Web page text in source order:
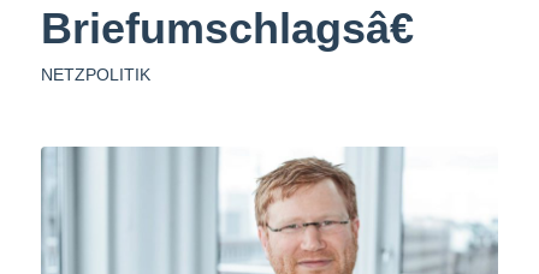
Briefumschlagsâ€
NETZPOLITIK